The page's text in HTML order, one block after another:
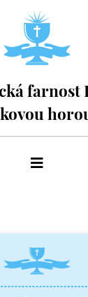
farnost